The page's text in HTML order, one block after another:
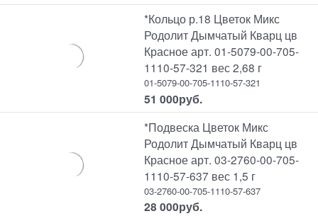
*Кольцо р.18 Цветок Микс
Родолит Дымчатый Кварц цв
Красное арт. 01-5079-00-705-
1110-57-321 вес 2,68 г
01-5079-00-705-1110-57-321
51 000руб.
*Подвеска Цветок Микс
Родолит Дымчатый Кварц цв
Красное арт. 03-2760-00-705-
1110-57-637 вес 1,5 г
03-2760-00-705-1110-57-637
28 000руб.